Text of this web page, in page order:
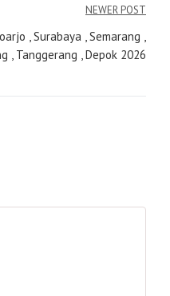
NEWER POST
, Surabaya , Semarang ,
, Tanggerang , Depok 2026